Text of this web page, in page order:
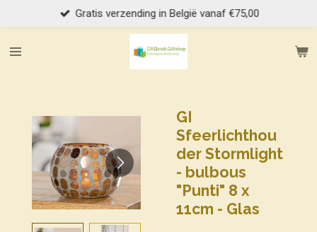
direct
naar
Gratis verzending in België vanaf €75,00
GI
Sfeerlichthou
der Stormlight
- bulbous
"Punti" 8 x
11cm - Glas